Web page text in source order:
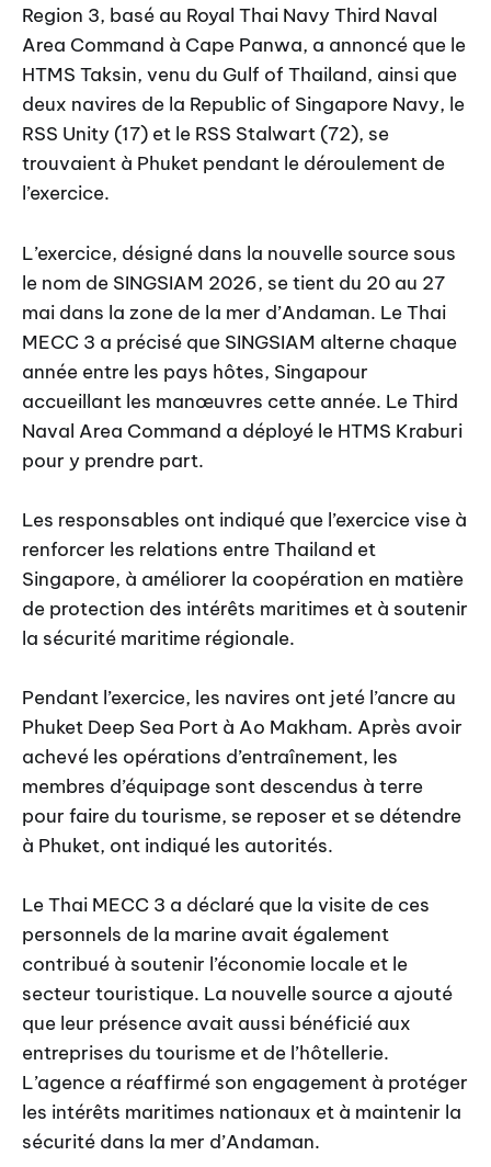
Region 3, basé au Royal Thai Navy Third Naval
Area Command à Cape Panwa, a annoncé que le
HTMS Taksin, venu du Gulf of Thailand, ainsi que
deux navires de la Republic of Singapore Navy, le
RSS Unity (17) et le RSS Stalwart (72), se
trouvaient à Phuket pendant le déroulement de
l’exercice.
L’exercice, désigné dans la nouvelle source sous
le nom de SINGSIAM 2026, se tient du 20 au 27
mai dans la zone de la mer d’Andaman. Le Thai
MECC 3 a précisé que SINGSIAM alterne chaque
année entre les pays hôtes, Singapour
accueillant les manœuvres cette année. Le Third
Naval Area Command a déployé le HTMS Kraburi
pour y prendre part.
Les responsables ont indiqué que l’exercice vise à
renforcer les relations entre Thailand et
Singapore, à améliorer la coopération en matière
de protection des intérêts maritimes et à soutenir
la sécurité maritime régionale.
Pendant l’exercice, les navires ont jeté l’ancre au
Phuket Deep Sea Port à Ao Makham. Après avoir
achevé les opérations d’entraînement, les
membres d’équipage sont descendus à terre
pour faire du tourisme, se reposer et se détendre
à Phuket, ont indiqué les autorités.
Le Thai MECC 3 a déclaré que la visite de ces
personnels de la marine avait également
contribué à soutenir l’économie locale et le
secteur touristique. La nouvelle source a ajouté
que leur présence avait aussi bénéficié aux
entreprises du tourisme et de l’hôtellerie.
L’agence a réaffirmé son engagement à protéger
les intérêts maritimes nationaux et à maintenir la
sécurité dans la mer d’Andaman.